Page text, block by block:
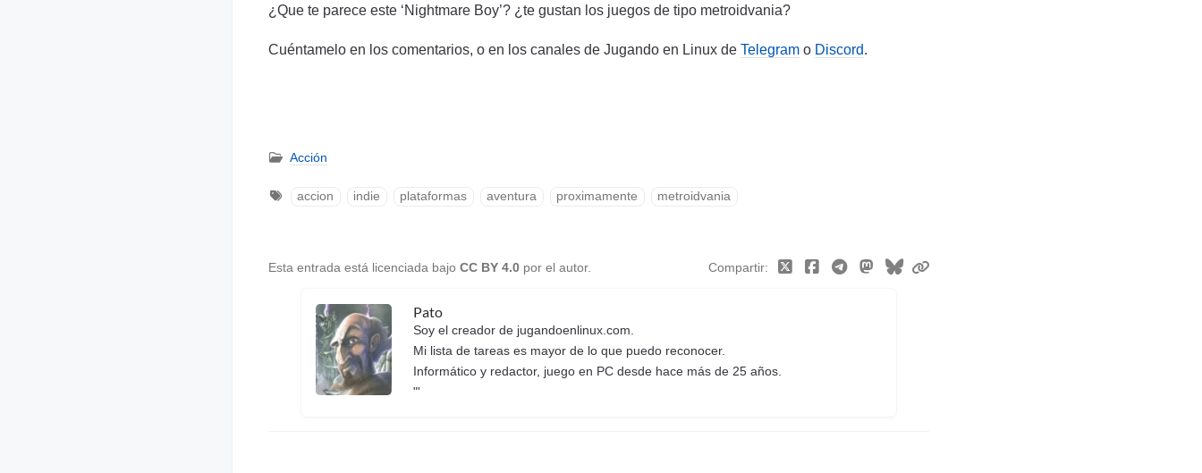
¿Que te parece este ‘Nightmare Boy’? ¿te gustan los juegos de tipo metroidvania?
Cuéntamelo en los comentarios, o en los canales de Jugando en Linux de Telegram o Discord.
Acción
accion indie plataformas aventura proximamente metroidvania
Esta entrada está licenciada bajo CC BY 4.0 por el autor. Compartir
Pato
Soy el creador de jugandoenlinux.com.
Mi lista de tareas es mayor de lo que puedo reconocer.
Informático y redactor, juego en PC desde hace más de 25 años.
"'